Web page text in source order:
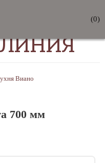
(0)
Виано
700 мм